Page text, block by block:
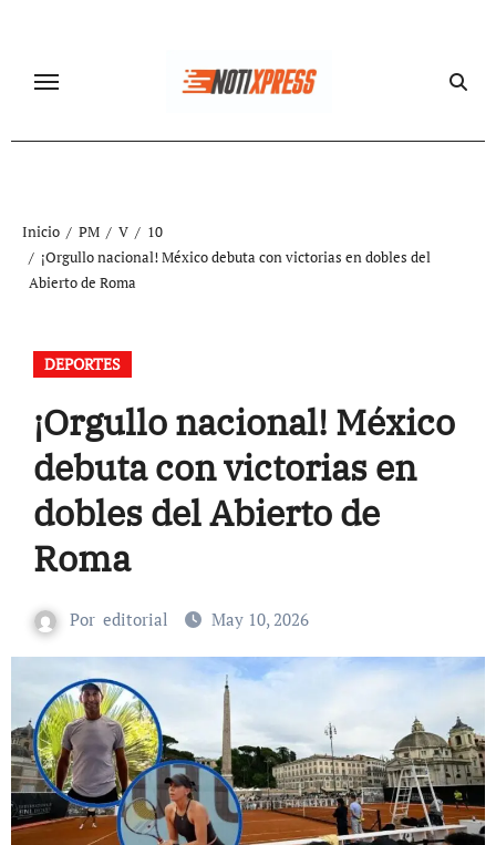
contenido
Inicio PM V
10
¡Orgullo nacional! México debuta con victorias en dobles del
Abierto de Roma
DEPORTES
¡Orgullo nacional! México
debuta con victorias en
dobles del Abierto de
Roma
Por editorial May 10, 2026